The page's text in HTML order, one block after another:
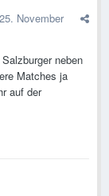
25. November
neben
Matches ja
auf der